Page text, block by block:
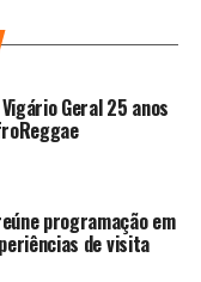
Geral 25 anos
programação em
de visita